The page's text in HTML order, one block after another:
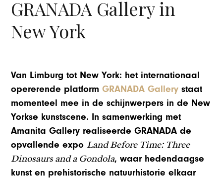
GRANADA Gallery in
New York
Van Limburg tot New York: het internationaal
opererende platformGRANADA Gallery staat
momenteel mee in de schijnwerpers in de New
Yorkse kunstscene. In samenwerking met
Amanita Gallery realiseerde GRANADA de
opvallende expoLand Before Time: Three
Dinosaurs and a Gondola, waar hedendaagse
kunst en prehistorische natuurhistorie elkaar